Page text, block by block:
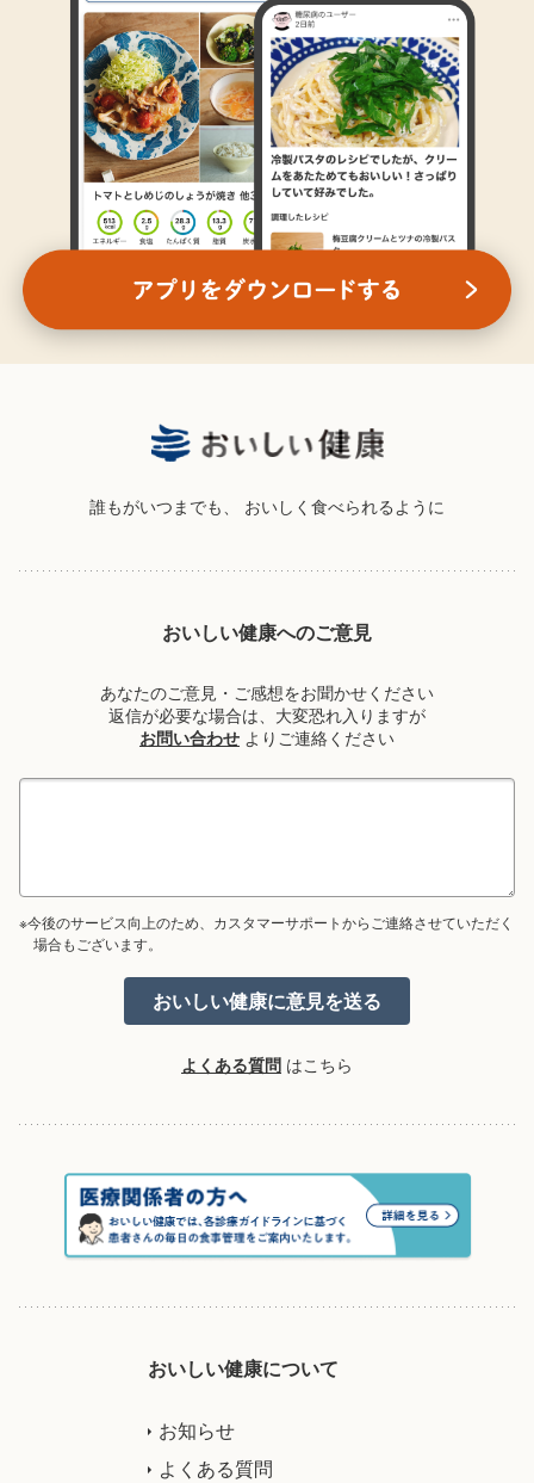
誰もがいつまでも、 おいしく食べられるように
おいしい健康へのご意見
あなたのご意見・ご感想をお聞かせください
返信が必要な場合は、大変恐れ入りますが
お問い合わせ よりご連絡ください
※今後のサービス向上のため、カスタマーサポートからご連絡させていただく
場合もございます。
よくある質問 はこちら
おいしい健康について
お知らせ
よくある質問